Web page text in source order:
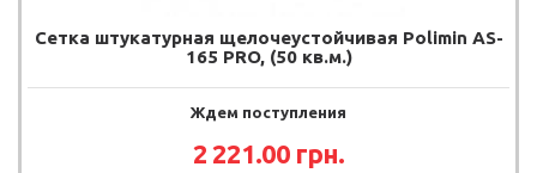
Сетка штукатурная щелочеустойчивая Polimin AS-
165 PRO, (50 кв.м.)
Ждем поступления
2 221.00 грн.